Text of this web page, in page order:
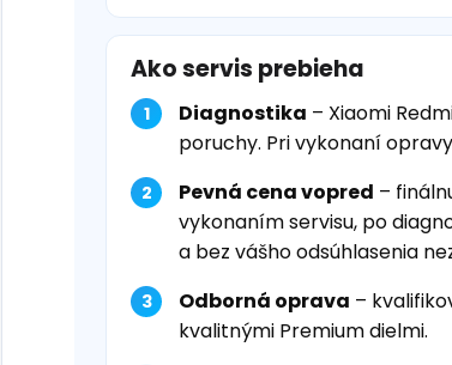
Ako servis prebieha
Diagnostika – Xiaomi
poruchy. Pri vykonaní
Pevná cena vopred –
vykonaním servisu, po
a bez vášho odsúhlasenia
Odborná oprava –
kvalitnými Premium dielmi.